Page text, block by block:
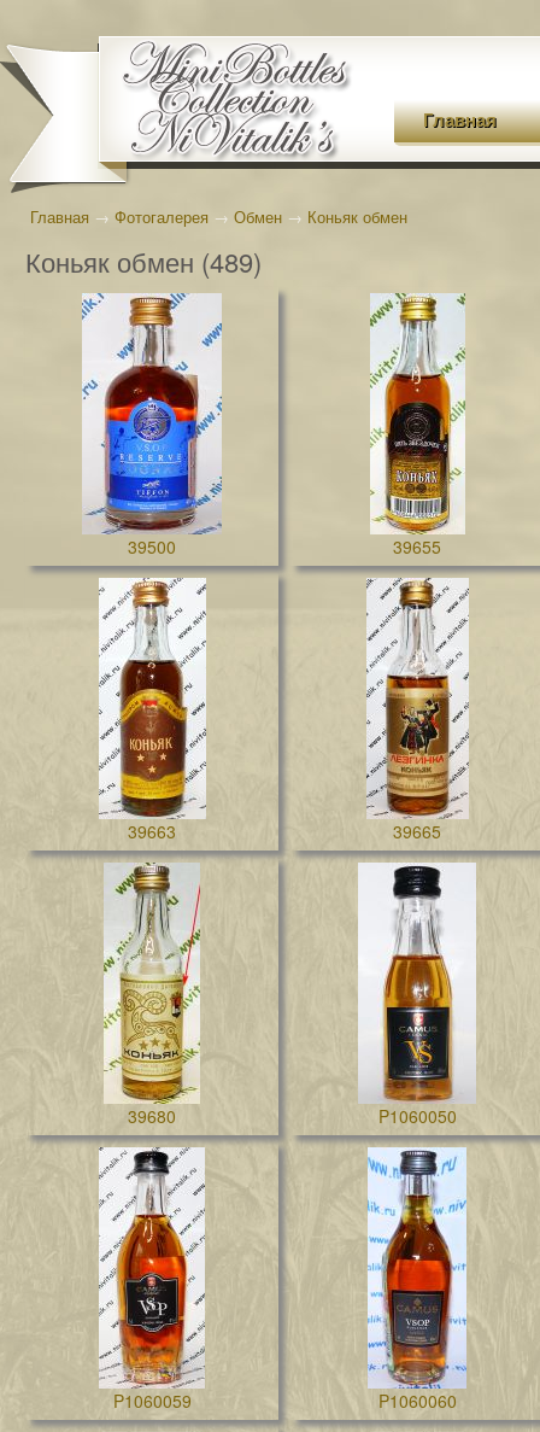
Главная
Главная → Фотогалерея → Обмен → Коньяк обмен
Коньяк обмен (489)
39500 39655
39663 39665
39680 P1060050
P1060059 P1060060